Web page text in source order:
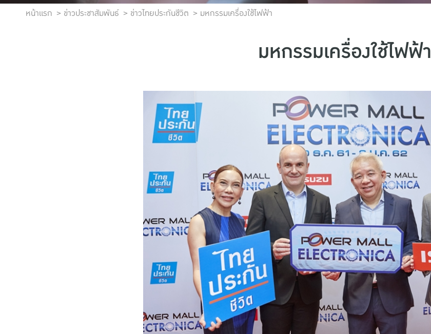
หน้าแรก ข่าวประชาสัมพันธ์ ข่าวไทยประกันชีวิต มหกรรมเครื่องใช้ไฟฟ้า
มหกรรมเครื่องใช้ไฟฟ้า